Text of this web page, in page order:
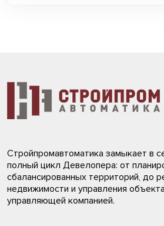
Стройпромавтоматика замыкает в
полный цикл Девелопера: от
сбалансированных территорий, до
недвижимости и управления
управляющей компанией.